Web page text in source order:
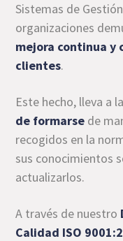
Sistemas de
organizaciones
mejora continua y
clientes.
Este hecho, lleva a
de formarse de
recogidos en la
sus conocimientos
actualizarlos.
A través de nuestro
Calidad ISO